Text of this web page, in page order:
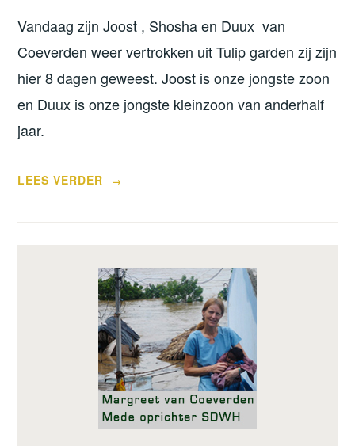
Vandaag zijn Joost , Shosha en Duux van
Coeverden weer vertrokken uit Tulip garden zij zijn
hier 8 dagen geweest. Joost is onze jongste zoon
en Duux is onze jongste kleinzoon van anderhalf
jaar.
LEES VERDER
“JONGSTE
→